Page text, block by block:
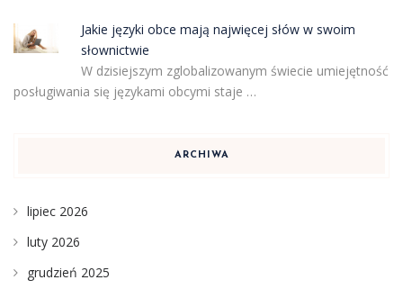
Jakie języki obce mają najwięcej słów w swoim
słownictwie
W dzisiejszym zglobalizowanym świecie umiejętność
posługiwania się językami obcymi staje …
ARCHIWA
lipiec 2026
luty 2026
grudzień 2025